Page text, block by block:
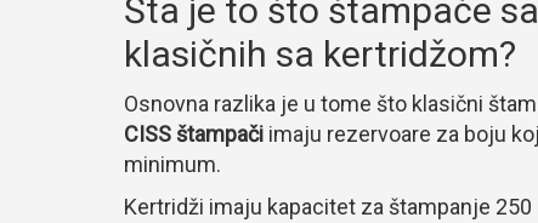
Šta je to što štampače
klasičnih sa kertridžom?
Osnovna razlika je u tome što klasični
CISS štampači imaju rezervoare za boju
minimum.
Kertridži imaju kapacitet za štampanje